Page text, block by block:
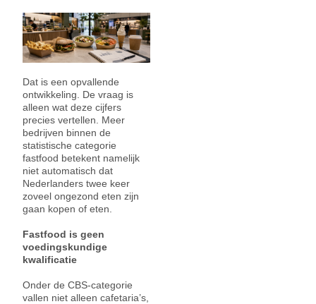
Dat is een opvallende
ontwikkeling. De vraag is
alleen wat deze cijfers
precies vertellen. Meer
bedrijven binnen de
statistische categorie
fastfood betekent namelijk
niet automatisch dat
Nederlanders twee keer
zoveel ongezond eten zijn
gaan kopen of eten.
Fastfood is geen
voedingskundige
kwalificatie
Onder de CBS-categorie
vallen niet alleen cafetaria’s,